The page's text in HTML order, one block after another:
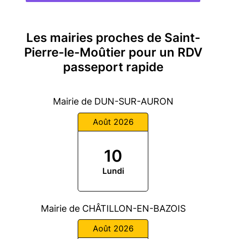
Les mairies proches de Saint-
Pierre-le-Moûtier pour un RDV
passeport rapide
Mairie de DUN-SUR-AURON
Août 2026
10
Lundi
Mairie de CHÂTILLON-EN-BAZOIS
Août 2026